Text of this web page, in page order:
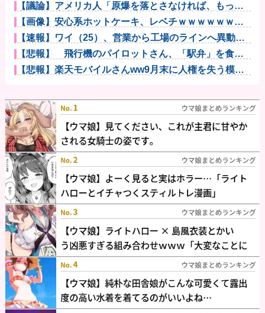
【議論】アメリカ人「原爆を落とさなければ、もっと
多くの日本人...
【画像】安心系ホットケーキ、レベチｗｗｗｗｗｗｗ
ｗｗｗｗｗｗ...
【速報】ワイ（25）、営業から工場のラインへ異動し
た結果・・...
【悲報】 飛行機のパイロットさん、「駅弁」を食べ
ていることが...
【悲報】楽天モバイルさんww9月末に人権を失う模様